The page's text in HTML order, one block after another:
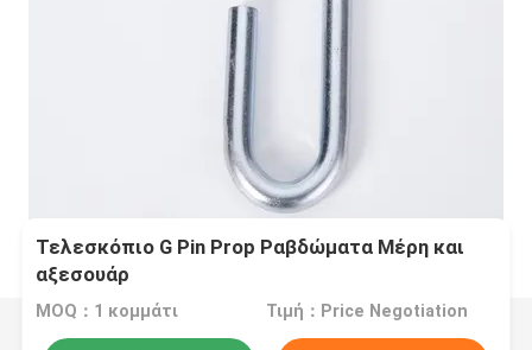
Τελεσκόπιο G Pin Prop Ραβδώματα Μέρη και
αξεσουάρ
MOQ：1 κομμάτι Τιμή：Price Negotiation